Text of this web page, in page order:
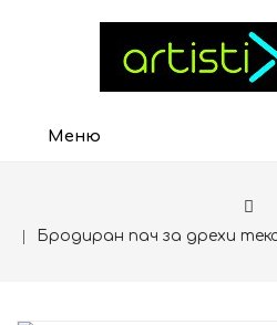
Меню
Бродиран пач за дрехи